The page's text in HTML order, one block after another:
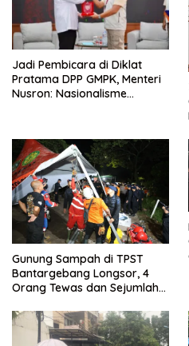
Jadi Pembicara di Diklat
Pratama DPP GMPK, Menteri
Nusron: Nasionalisme
Gunung Sampah di TPST
Bantargebang Longsor, 4
Orang Tewas dan Sejumlah